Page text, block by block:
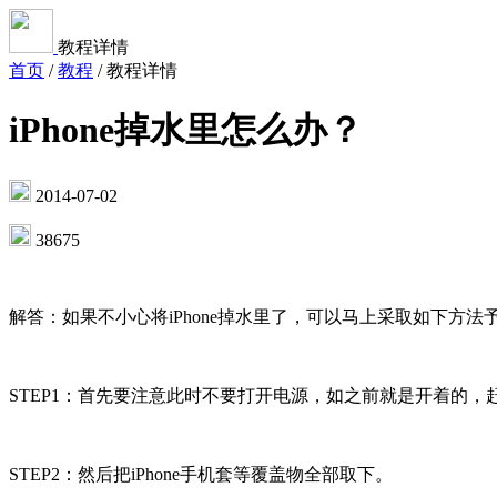
教程详情
首页 / 教程 / 教程详情
iPhone掉水里怎么办？
2014-07-02
38675
解答：如果不小心将iPhone掉水里了，可以马上采取如下方法
STEP1：首先要注意此时不要打开电源，如之前就是开着的，
STEP2：然后把iPhone手机套等覆盖物全部取下。